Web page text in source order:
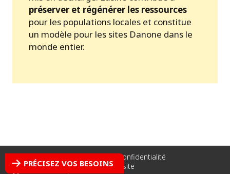
préserver et régénérer les ressources
pour les populations locales et constitue
un modèle pour les sites Danone dans le
monde entier.
Mentions légales
Confidentialité
Politique des cookies
Plan du site
PRÉCISEZ VOS BESOINS